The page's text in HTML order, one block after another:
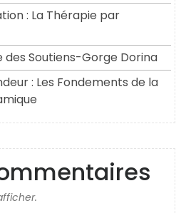
: La Thérapie par
des Soutiens-Gorge Dorina
: Les Fondements de la